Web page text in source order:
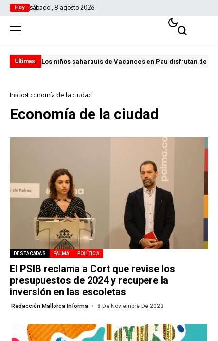
Hoy sábado , 8 agosto 2026
Últimas: Los niños saharauis de Vacances en Pau disfrutan de
Inicio Economía de la ciudad
Economía de la ciudad
DESTACADAS PALMA POLÍTICA
El PSIB reclama a Cort que revise los
presupuestos de 2024 y recupere la
inversión en las escoletas
Redacción Mallorca Informa 8 De Noviembre De 2023